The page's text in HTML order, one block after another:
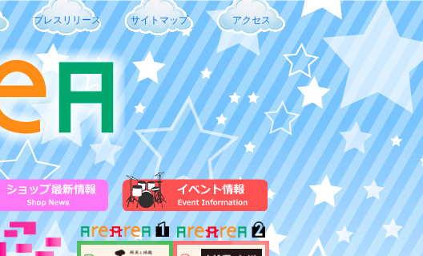
アクセス
サイトマップ
プレスリリース